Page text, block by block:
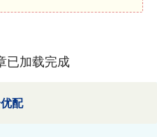
已加载完成
配